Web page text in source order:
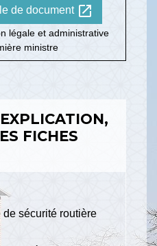
de document open_in_new
légale et administrative
ministre
FICHES
sécurité routière